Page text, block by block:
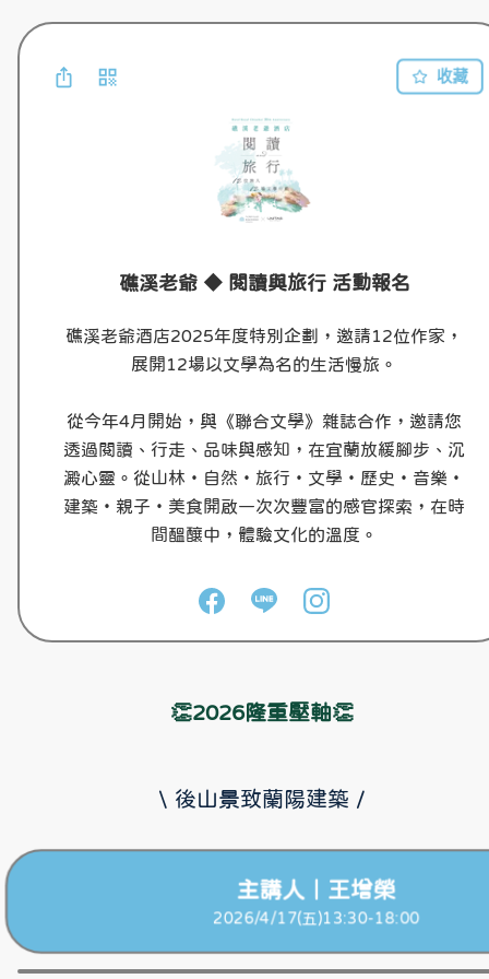
礁溪老爺 ◆ 閱讀與旅行 活動報名
礁溪老爺酒店2025年度特別企劃，邀請12位作家，
展開12場以文學為名的生活慢旅。
從今年4月開始，與《聯合文學》雜誌合作，邀請您
透過閱讀、行走、品味與感知，在宜蘭放緩腳步、沉
澱心靈。從山林・自然・旅行・文學・歷史・音樂・
建築・親子・美食開啟一次次豐富的感官探索，在時
間醞釀中，體驗文化的溫度。
收藏
👏2026隆重壓軸👏
\ 後山景致蘭陽建築 /
主講人｜王增榮
2026/4/17(五)13:30-18:00